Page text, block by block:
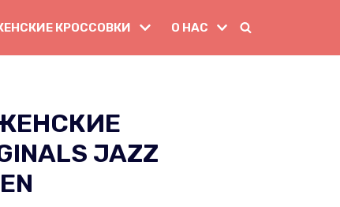
КРОССОВКИ О НАС
JAZZ